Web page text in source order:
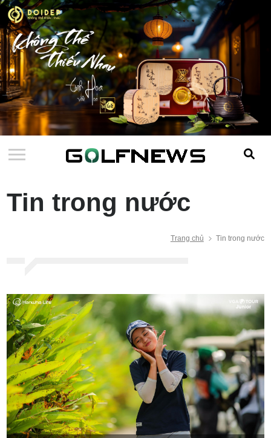
Tin trong nước
Trang chủ Tin trong nước